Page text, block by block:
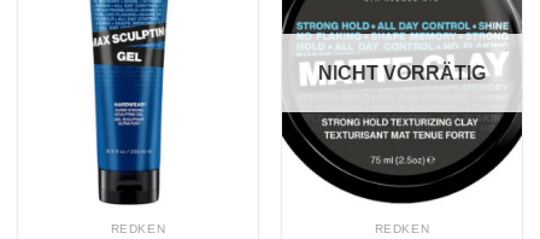
Wunschliste
REDKEN
Wunschliste
hinzufügen
NICHT VORRÄTIG
REDKEN